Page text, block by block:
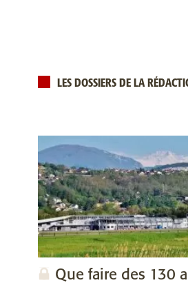
LES DOSSIERS DE LA
Que faire des 130